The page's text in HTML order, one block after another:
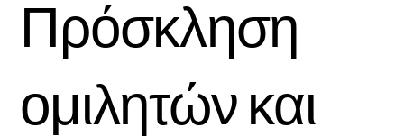
Πρόσκληση
ομιλητών και